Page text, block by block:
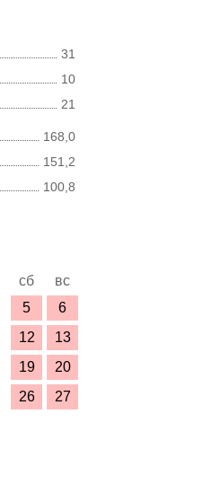
31
10
21
168,0
151,2
100,8
сб
вс
5
6
12
13
19
20
26
27